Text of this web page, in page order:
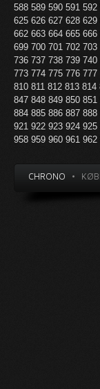
588 589 590 591 592
625 626 627 628 629
662 663 664 665 666
699 700 701 702 703
736 737 738 739 740
773 774 775 776 777
810 811 812 813 814
847 848 849 850 851
884 885 886 887 888
921 922 923 924 925
958 959 960 961 962
CHRONO •